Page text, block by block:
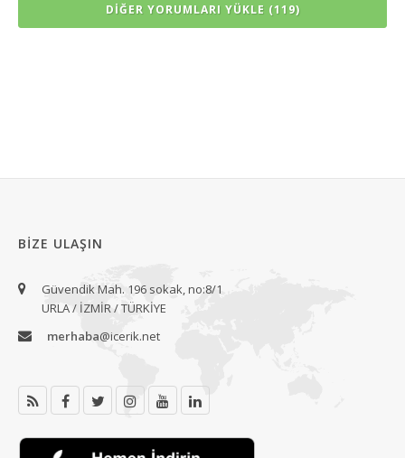
DIĞER YORUMLARI YÜKLE (119)
BIZE ULAŞIN
Güvendik Mah. 196 sokak, no:8/1
URLA / İZMİR / TÜRKİYE
merhaba@icerik.net